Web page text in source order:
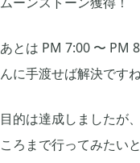
あとは PM 7:00 〜 PM
んに手渡せば解決ですね
目的は達成しましたが
ころまで行ってみたい
2019年12月